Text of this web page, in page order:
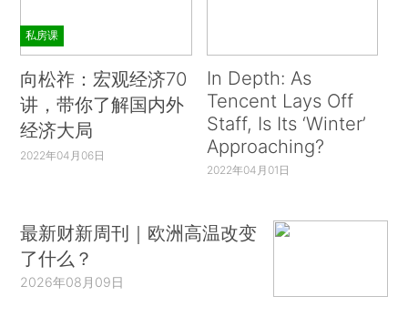
私房课
向松祚：宏观经济70
讲，带你了解国内外
经济大局
2022年04月06日
In Depth: As
Tencent Lays Off
Staff, Is Its ‘Winter’
Approaching?
2022年04月01日
最新财新周刊｜欧洲高温改变
了什么？
2026年08月09日